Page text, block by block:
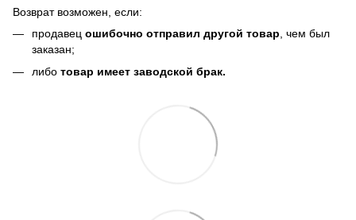
Возврат возможен, если:
продавец ошибочно отправил другой товар , чем был
заказан;
либо товар имеет заводской брак.